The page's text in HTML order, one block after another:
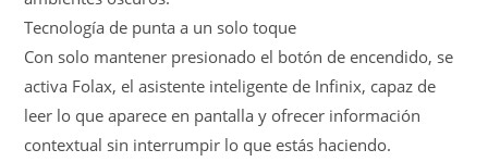
Tecnología de punta a un solo toque
Con solo mantener presionado el botón de encendido, se
activa Folax, el asistente inteligente de Infinix, capaz de
leer lo que aparece en pantalla y ofrecer información
contextual sin interrumpir lo que estás haciendo.